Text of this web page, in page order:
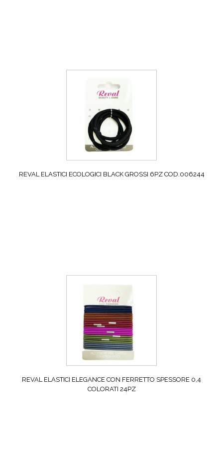
REVAL ELASTICI ECOLOGICI BLACK GROSSI 6PZ COD.006244
REVAL ELASTICI ELEGANCE CON FERRETTO SPESSORE 0,4
COLORATI 24PZ